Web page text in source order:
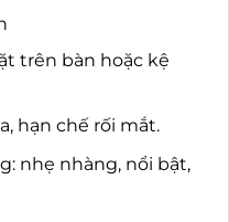
trên bàn hoặc kệ
hạn chế rối mắt.
nhẹ nhàng, nổi bật,